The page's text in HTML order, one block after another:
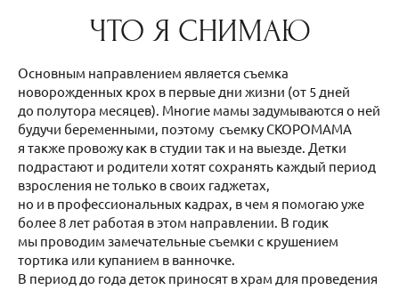
ЧТО Я СНИМАЮ
Основным направлением является съемка
новорожденных крох в первые дни жизни (от 5 дней
до полутора месяцев). Многие мамы задумываются о ней
будучи беременными, поэтому съемку СКОРОМАМА
я также провожу как в студии так и на выезде. Детки
подрастают и родители хотят сохранять каждый период
взросления не только в своих гаджетах,
но и в профессиональных кадрах, в чем я помогаю уже
более 8 лет работая в этом направлении. В годик
мы проводим замечательные съемки с крушением
тортика или купанием в ванночке.
В период до года деток приносят в храм для проведения